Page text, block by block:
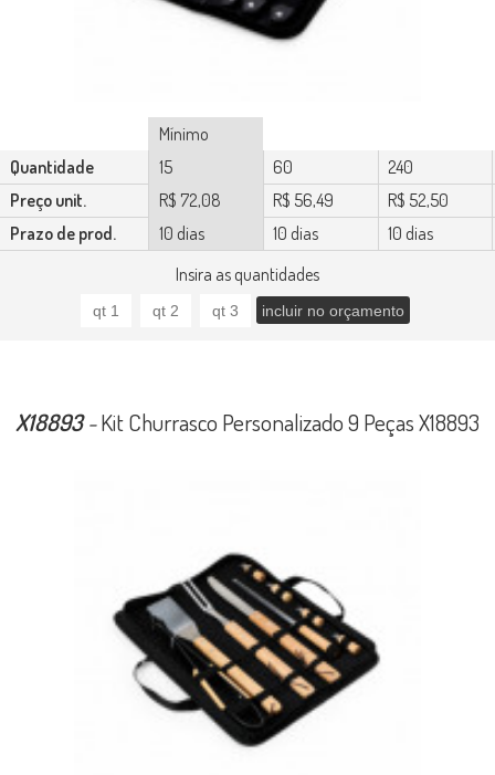
Insira as quantidades
Mínimo
Quantidade
15 60
240
Preço unit.
R$ 72,08 R$ 56,49
R$ 52,50
Prazo de prod.
10 dias 10 dias 10 dias
X18893-Kit Churrasco Personalizado 9 Peças X18893